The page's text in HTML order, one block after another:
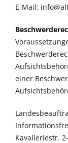
E-Mail:
einer
Kavalleriestr.